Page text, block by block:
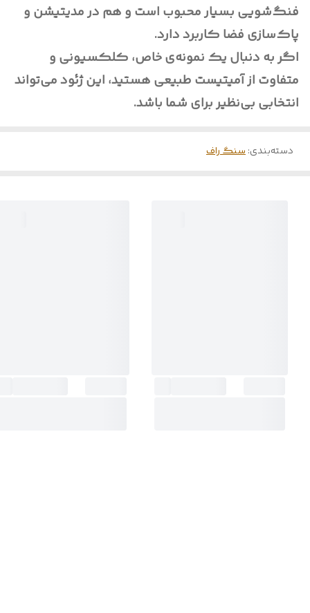
فنگ‌شویی بسیار محبوب است و هم در مدیتیشن و
پاک‌سازی فضا کاربرد دارد.
اگر به دنبال یک نمونه‌ی خاص، کلکسیونی و
متفاوت از آمیتیست طبیعی هستید، این ژئود می‌تواند
انتخابی بی‌نظیر برای شما باشد.
دسته‌بندی:سنگ راف